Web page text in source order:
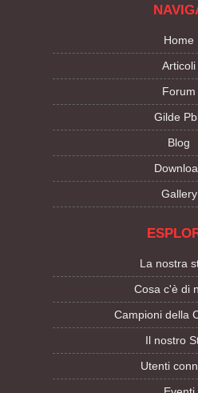
Home
Articoli
Forum
Gilde
Blog
Gallery
La nostra
Cosa c'è di
Campioni della
Il nostro
Utenti